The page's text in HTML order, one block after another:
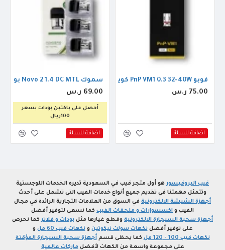
فوبو PnP VM1 0.3 32-40W كويل
75.00 ر.س
اضافة للسلة
سموك Novo 2 1.4 DC MTL بود
69.00 ر.س
أحصل على باكتين بودات بسعر
100ريال
اضافة للسلة
فيب البروفيسورهو أول متجر فيب في السعودية تديره الخدمات اللوجستية
وتتمثل مهمتنا في تقديم جميع أنواع خدمات الفيب التي تشمل على أحدث
أجهزة الشيشة الالكترونية في السوق من العلامات التجارية الرائدة في مجال
الفيب و اكسسوارات و ملحقات الفيب كما نسعى لتوفير أفضل
أجهزة سحبة السيجارة الالكترونية وقطع غيارها مثل بودات و فلاتركما نحرص
على توفير أفضلنكهات سولت نيكوتين ونكهات فيب 60 مل
و
نكهات فيب 100 - 120 مل
كما يحظى قسمأجهزة سحبة السيجارة المؤقتة
على مجموعة واسعة من الكهات لأفضل ماركات عالمية